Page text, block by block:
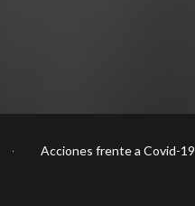
Acciones frente a Covid-19